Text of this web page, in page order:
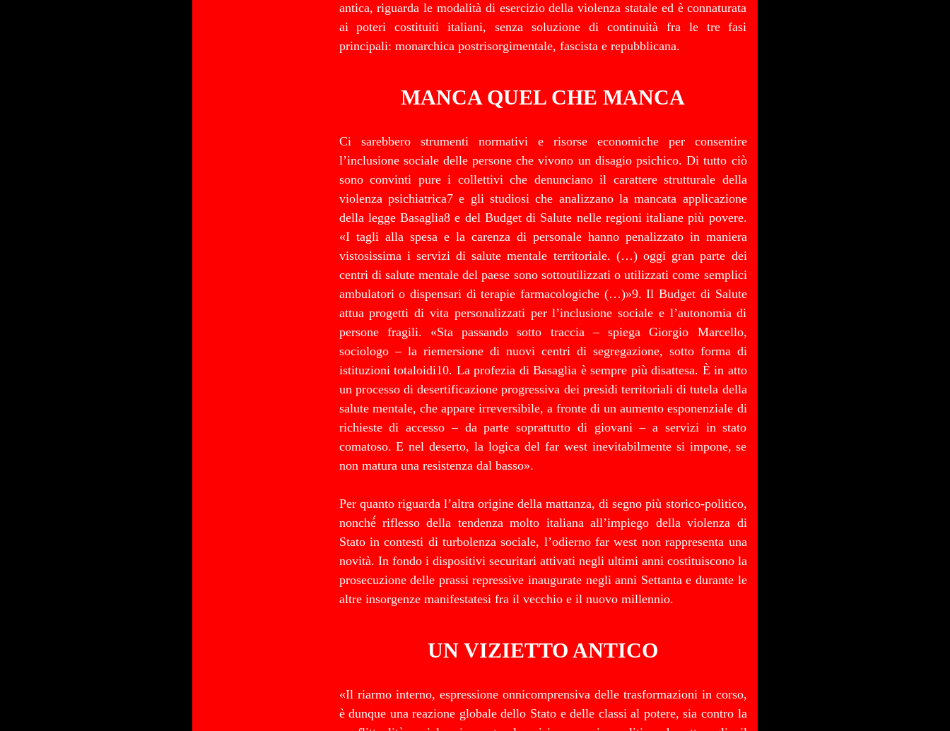
antica, riguarda le modalità di esercizio della violenza statale ed è connaturata
ai poteri costituiti italiani, senza soluzione di continuità fra le tre fasi
principali: monarchica postrisorgimentale, fascista e repubblicana.
MANCA QUEL CHE MANCA
Ci sarebbero strumenti normativi e risorse economiche per consentire
l’inclusione sociale delle persone che vivono un disagio psichico. Di tutto ciò
sono convinti pure i collettivi che denunciano il carattere strutturale della
violenza psichiatrica7 e gli studiosi che analizzano la mancata applicazione
della legge Basaglia8 e del Budget di Salute nelle regioni italiane più povere.
«I tagli alla spesa e la carenza di personale hanno penalizzato in maniera
vistosissima i servizi di salute mentale territoriale. (…) oggi gran parte dei
centri di salute mentale del paese sono sottoutilizzati o utilizzati come semplici
ambulatori o dispensari di terapie farmacologiche (…)»9. Il Budget di Salute
attua progetti di vita personalizzati per l’inclusione sociale e l’autonomia di
persone fragili. «Sta passando sotto traccia – spiega Giorgio Marcello,
sociologo – la riemersione di nuovi centri di segregazione, sotto forma di
istituzioni totaloidi10. La profezia di Basaglia è sempre più disattesa. È in atto
un processo di desertificazione progressiva dei presidi territoriali di tutela della
salute mentale, che appare irreversibile, a fronte di un aumento esponenziale di
richieste di accesso – da parte soprattutto di giovani – a servizi in stato
comatoso. E nel deserto, la logica del far west inevitabilmente si impone, se
non matura una resistenza dal basso».
Per quanto riguarda l’altra origine della mattanza, di segno più storico-politico,
nonché́ riflesso della tendenza molto italiana all’impiego della violenza di
Stato in contesti di turbolenza sociale, l’odierno far west non rappresenta una
novità. In fondo i dispositivi securitari attivati negli ultimi anni costituiscono la
prosecuzione delle prassi repressive inaugurate negli anni Settanta e durante le
altre insorgenze manifestatesi fra il vecchio e il nuovo millennio.
UN VIZIETTO ANTICO
«Il riarmo interno, espressione onnicomprensiva delle trasformazioni in corso,
è dunque una reazione globale dello Stato e delle classi al potere, sia contro la